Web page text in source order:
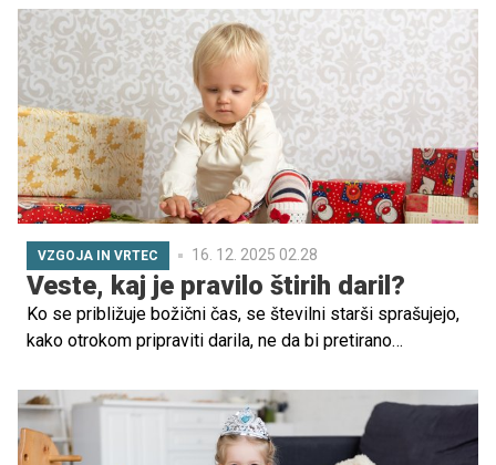
pomembni so ji njeni najbližji in kako jo podpirajo v vseh
življenjskih situacijah.
VZGOJA IN VRTEC 16. 12. 2025 02.28
Veste, kaj je pravilo štirih daril?
Ko se približuje božični čas, se številni starši sprašujejo,
kako otrokom pripraviti darila, ne da bi pretirano
ospredje pravilo štirih daril – preprost in učinkovit način,
kako združiti varčevanje in vrednote obdarovanja.